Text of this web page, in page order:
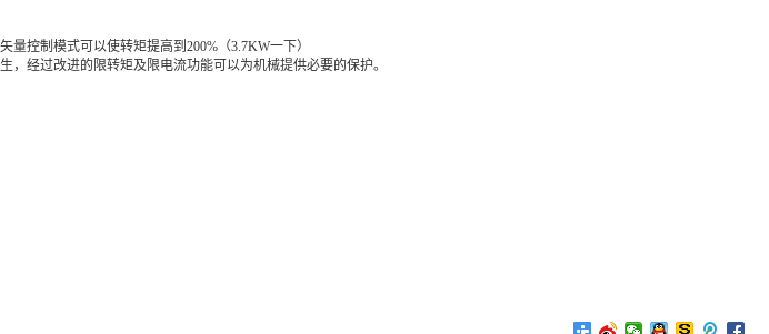
控制模式可以使转矩提高到200%（3.7KW一下）
，经过改进的限转矩及限电流功能可以为机械提供必要的保护。